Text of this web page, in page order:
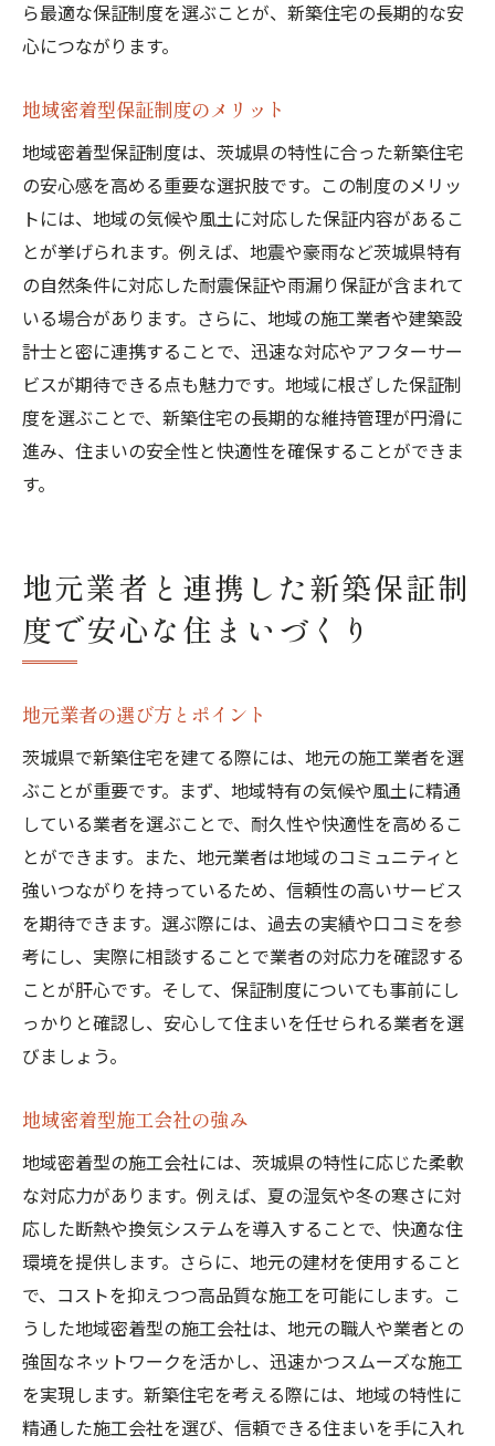
ら最適な保証制度を選ぶことが、新築住宅の長期的な安
心につながります。
地域密着型保証制度のメリット
地域密着型保証制度は、茨城県の特性に合った新築住宅
の安心感を高める重要な選択肢です。この制度のメリッ
トには、地域の気候や風土に対応した保証内容があるこ
とが挙げられます。例えば、地震や豪雨など茨城県特有
の自然条件に対応した耐震保証や雨漏り保証が含まれて
いる場合があります。さらに、地域の施工業者や建築設
計士と密に連携することで、迅速な対応やアフターサー
ビスが期待できる点も魅力です。地域に根ざした保証制
度を選ぶことで、新築住宅の長期的な維持管理が円滑に
進み、住まいの安全性と快適性を確保することができま
す。
地元業者と連携した新築保証制
度で安心な住まいづくり
地元業者の選び方とポイント
茨城県で新築住宅を建てる際には、地元の施工業者を選
ぶことが重要です。まず、地域特有の気候や風土に精通
している業者を選ぶことで、耐久性や快適性を高めるこ
とができます。また、地元業者は地域のコミュニティと
強いつながりを持っているため、信頼性の高いサービス
を期待できます。選ぶ際には、過去の実績や口コミを参
考にし、実際に相談することで業者の対応力を確認する
ことが肝心です。そして、保証制度についても事前にし
っかりと確認し、安心して住まいを任せられる業者を選
びましょう。
地域密着型施工会社の強み
地域密着型の施工会社には、茨城県の特性に応じた柔軟
な対応力があります。例えば、夏の湿気や冬の寒さに対
応した断熱や換気システムを導入することで、快適な住
環境を提供します。さらに、地元の建材を使用すること
で、コストを抑えつつ高品質な施工を可能にします。こ
うした地域密着型の施工会社は、地元の職人や業者との
強固なネットワークを活かし、迅速かつスムーズな施工
を実現します。新築住宅を考える際には、地域の特性に
精通した施工会社を選び、信頼できる住まいを手に入れ